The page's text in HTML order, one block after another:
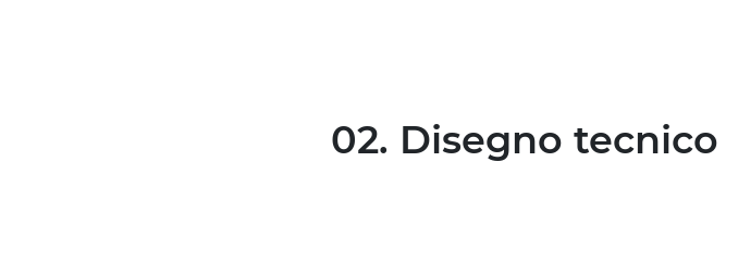
02. Disegno tecnico